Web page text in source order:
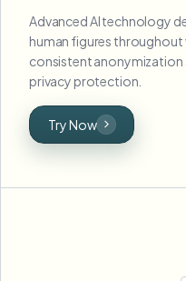
Advanced AI technology
human figures throughout
consistent anonymization
privacy protection.
Try Now